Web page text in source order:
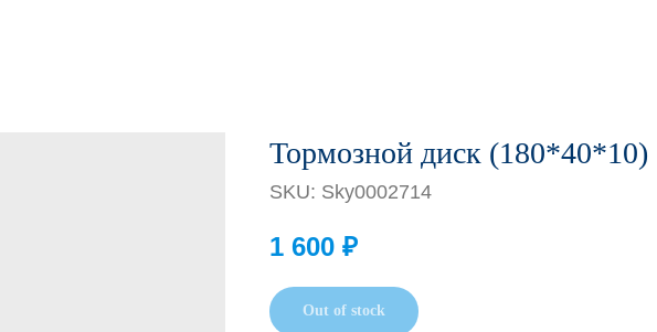
Тормозной диск (180*40*10)
SKU: Sky0002714
1 600 ₽
Out of stock